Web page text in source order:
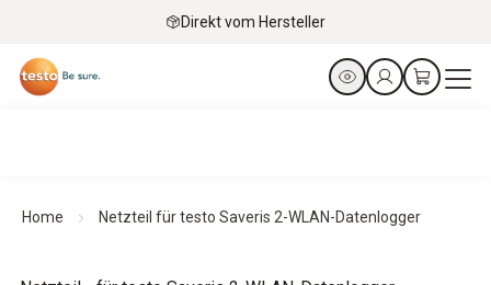
Direkt vom Hersteller
Home Netzteil für testo Saveris 2-WLAN-Datenlogger